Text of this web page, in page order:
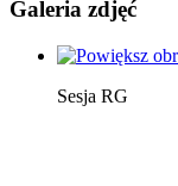
Galeria zdjęć
Sesja RG